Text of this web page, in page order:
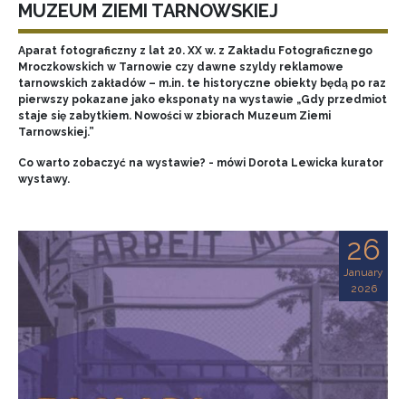
MUZEUM ZIEMI TARNOWSKIEJ
Aparat fotograficzny z lat 20. XX w. z Zakładu Fotograficznego
Mroczkowskich w Tarnowie czy dawne szyldy reklamowe
tarnowskich zakładów – m.in. te historyczne obiekty będą po raz
pierwszy pokazane jako eksponaty na wystawie „Gdy przedmiot
staje się zabytkiem. Nowości w zbiorach Muzeum Ziemi
Tarnowskiej.”
Co warto zobaczyć na wystawie? - mówi Dorota Lewicka kurator
wystawy.
26
January
2026